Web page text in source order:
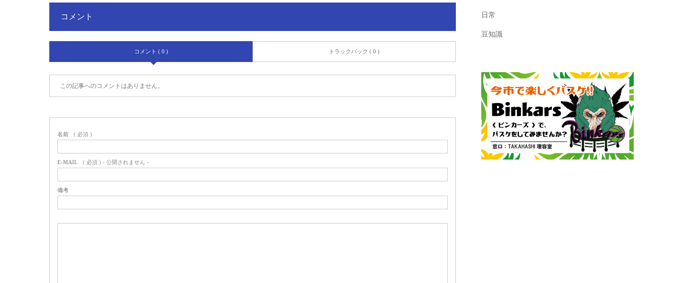
コメント
コメント ( 0 ) トラックバック ( 0 )
この記事へのコメントはありません。
名前 ( 必須 )
E-MAIL ( 必須 ) - 公開されません -
備考
日常
豆知識